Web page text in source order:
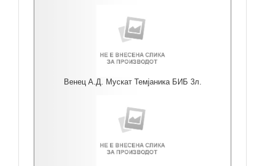
Венец А.Д. Мускат Темјаника БИБ 3л.